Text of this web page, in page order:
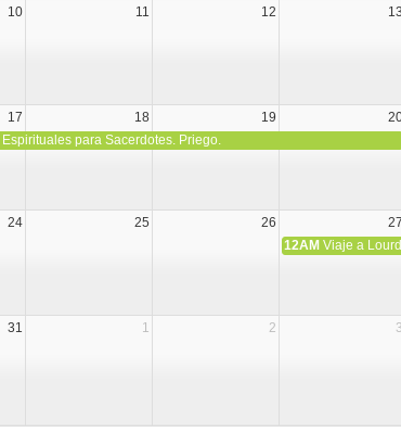
10 11 12 13
17 18 19
Espirituales para Sacerdotes. Priego.
24 25 26 27
12AM Viaje a
31 1 2 3